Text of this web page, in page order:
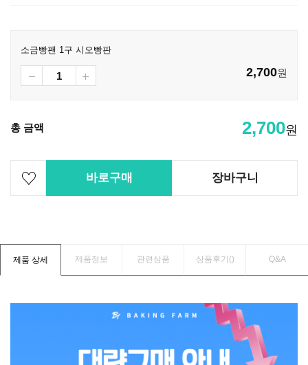
소금빵팬 1구 시오빵판
2,700원
총 금액 2,700원
바로구매 장바구니
제품 상세 제품정보 관련상품 상품후기() Q&A